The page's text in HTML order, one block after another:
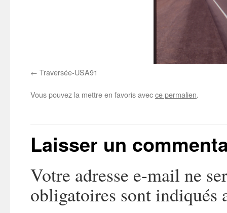
Traversée-USA91
Vous pouvez la mettre en favoris avecce permalien.
Laisser un
Votre adresse e-mail ne
obligatoires sont indiqués